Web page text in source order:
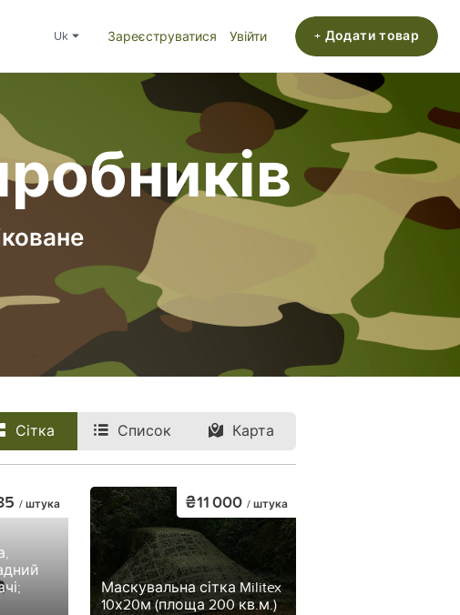
uk Зареєструватися Увійти + Додати товар
Сітка Список Карта
/ штука
Маскувальна сітка Militex
10х20м (площа 200 кв.м.)
₴11 000 / штука